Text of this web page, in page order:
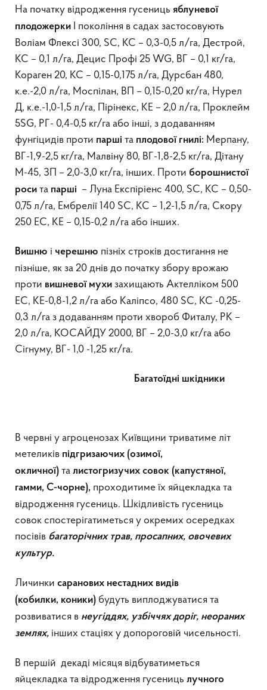
На початку відродження гусениць яблуневої
плодожерки I покоління в садах застосовують
Воліам Флексі 300, SC, КС – 0,3-0,5 л/га, Дестрой,
КС – 0,1 л/га, Децис Профі 25 WG, ВГ – 0,1 кг/га,
Кораген 20, КС – 0,15-0,175 л/га, Дурсбан 480,
к.е.-2,0 л/га, Моспілан, ВП – 0,15-0,20 кг/га, Нурел
Д, к.е.-1,0-1,5 л/га, Пірінекс, КЕ – 2,0 л/га, Проклейм
5SG, РГ- 0,4-0,5 кг/га або інші, з додаванням
фунгіцидів проти парші та плодової гнилі: Мерпану,
ВГ-1,9-2,5 кг/га, Малвіну 80, ВГ-1,8-2,5 кг/га, Дітану
М-45, ЗП – 2,0-3,0 кг/га, інших. Проти борошнистої
роси та парші – Луна Експіріенс 400, SC, КС – 0,50-
0,75 л/га, Ембрелії 140 SC, КС – 1,2-1,5 л/га, Скору
250 ЕС, КЕ – 0,15-0,2 л/га або інших.
Вишню і черешню пізніх строків достигання не
пізніше, як за 20 днів до початку збору врожаю
проти вишневої мухи захищають Актелліком 500
ЕС, КЕ-0,8-1,2 л/га або Каліпсо, 480 SC, КС -0,25-
0,3 л/га з додаванням проти хвороб Фиталу, РК –
2,0 л/га, КОСАЙДУ 2000, ВГ – 2,0-3,0 кг/га або
Сігнуму, ВГ- 1,0 -1,25 кг/га.
Багатоїдні шкідники
В червні у агроценозах Київщини триватиме літ
метеликів підгризаючих (озимої,
окличної) та листогризучих совок (капустяної,
гамми, С-чорне), проходитиме їх яйцекладка та
відродження гусениць. Шкідливість гусениць
совок спостерігатиметься у окремих осередках
посівів багаторічних трав, просапних, овочевих
культур.
Личинки саранових нестадних видів
(кобилки, коники) будуть виплоджуватися та
розвиватися в неугіддях, узбіччях доріг, неораних
землях, інших стаціях у допороговій чисельності.
В першій декаді місяця відбуватиметься
яйцекладка та відродження гусениць лучного